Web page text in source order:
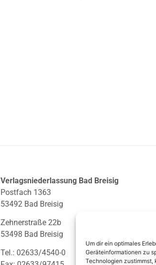
Um dir ein optimales
Geräteinformationen zu
Technologien zustimmst,
Verlagsniederlassung Bad Breisig
Postfach 1363
53492 Bad Breisig
Zehnerstraße 22b
53498 Bad Breisig
Tel.: 02633/4540-0